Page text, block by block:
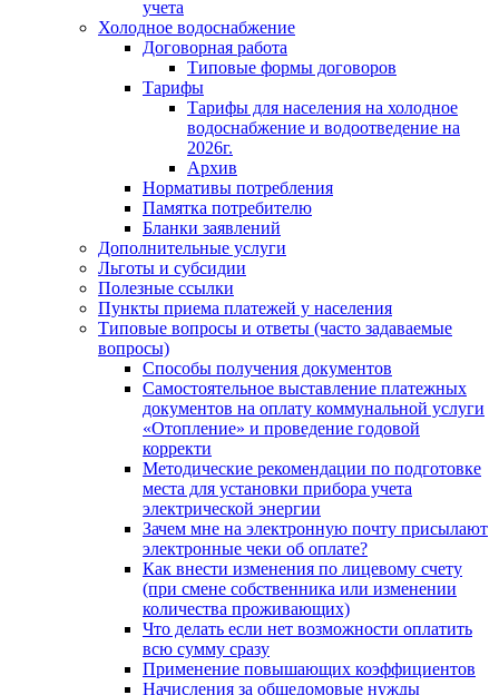
учета
Холодное водоснабжение
Договорная работа
Типовые формы договоров
Тарифы
Тарифы для населения на холодное
водоснабжение и водоотведение на
2026г.
Архив
Нормативы потребления
Памятка потребителю
Бланки заявлений
Дополнительные услуги
Льготы и субсидии
Полезные ссылки
Пункты приема платежей у населения
Типовые вопросы и ответы (часто задаваемые
вопросы)
Способы получения документов
Самостоятельное выставление платежных
документов на оплату коммунальной услуги
«Отопление» и проведение годовой
корректи
Методические рекомендации по подготовке
места для установки прибора учета
электрической энергии
Зачем мне на электронную почту присылают
электронные чеки об оплате?
Как внести изменения по лицевому счету
(при смене собственника или изменении
количества проживающих)
Что делать если нет возможности оплатить
всю сумму сразу
Применение повышающих коэффициентов
Начисления за общедомовые нужды